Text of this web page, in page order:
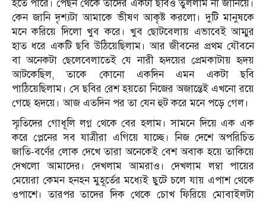
হতে পারে। পেছন থেকে তাদের একটা ছবিও তুললাম না জানিয়ে।
কেন জানি দৃশ্যটা আমাকে ভীষণ আকৃষ্ট করলো। দুটি মানুষকে
মনে করিয়ে দিলো খুব করে। খুব ছোটবেলায় এভাবেই আম্মুর
হাত ধরে একটি ছবি উঠিয়েছিলাম। আর জীবনের প্রথম যৌবনে
বা অনেকটা ছেলেবেলাতেই যে নারী হৃদয়ের প্রেমকাটায় হৃদয়
আটকেছিল, তাকে কোনো একদিন এমন একটা ছবি
পাঠিয়েছিলাম। সে ছবির রেশ হয়তো নিজের অজান্তেই এখনো রয়ে
গেছে হৃদয়ে। আজ এতদিন পর তা যেন হুট করে মনে পড়ে গেল।
স্মৃতিদের গোধূলি লগ্ন থেকে বের হলাম। সামনে দিয়ে এক এক
করে প্লেনের সব যাত্রীরা এগিয়ে যাচ্ছে। নিজ দেশে অপরিচিত
জাতি-বর্ণের লোক দেখে তারা অনেকেই বেশ অবাক হয়ে তাকিয়ে
দেখলো আমাদের। দেখলাম আমরাও। দেখলাম লম্বা পায়ের
মেয়েরা কেমন হনহন মুহূর্তের মধ্যেই ছুটে চলে যায় এপাশ থেকে
ওপাশে। তারপর তাদের দিক থেকে চোখ ফিরিয়ে মোবাইলটা